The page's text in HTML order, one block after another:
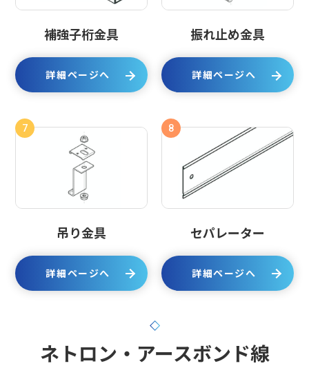
補強子桁金具
詳細ページへ
振れ止め金具
詳細ページへ
7
吊り金具
詳細ページへ
8
セパレーター
詳細ページへ
ネトロン・アースボンド線